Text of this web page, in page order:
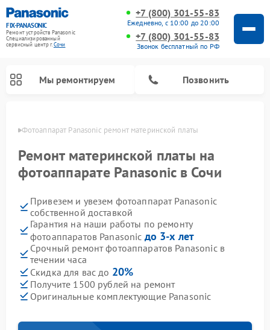
FIX-PANASONIC
Ремонт устройств Panasonic
Специализированный
cервисный центр г.Сочи
+7 (800) 301-55-83
Ежедневно, с 10:00 до 20:00
+7 (800) 301-55-83
Звонок бесплатный по РФ
Мы ремонтируем Позвонить
Фотоаппарат Panasonic ремонт материнской платы
Ремонт материнской платы на
фотоаппарате Panasonic в Сочи
Привезем и увезем фотоаппарат Panasonic
собственной доставкой
Гарантия на наши работы по ремонту
фотоаппаратов Panasonic до 3-х лет
Срочный ремонт фотоаппаратов Panasonic в
течении часа
Скидка для вас до 20%
Получите 1500 рублей на ремонт
Оригинальные комплектующие Panasonic